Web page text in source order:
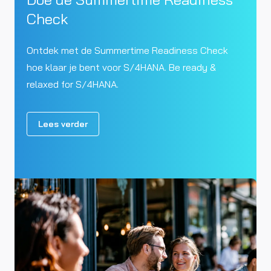
Check
Ontdek met de Summertime Readiness Check
hoe klaar je bent voor S/4HANA. Be ready &
relaxed for S/4HANA.
Lees verder